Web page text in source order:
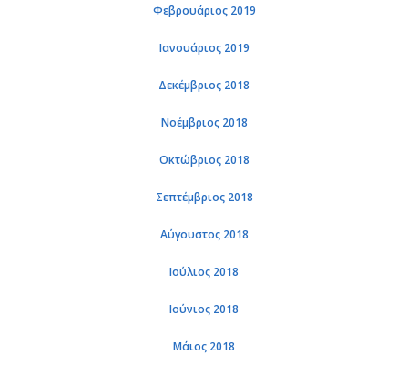
Φεβρουάριος 2019
Ιανουάριος 2019
Δεκέμβριος 2018
Νοέμβριος 2018
Οκτώβριος 2018
Σεπτέμβριος 2018
Αύγουστος 2018
Ιούλιος 2018
Ιούνιος 2018
Μάιος 2018